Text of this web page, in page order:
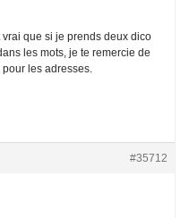
que si je prends deux dico
les mots, je te remercie de
les adresses.
#35712